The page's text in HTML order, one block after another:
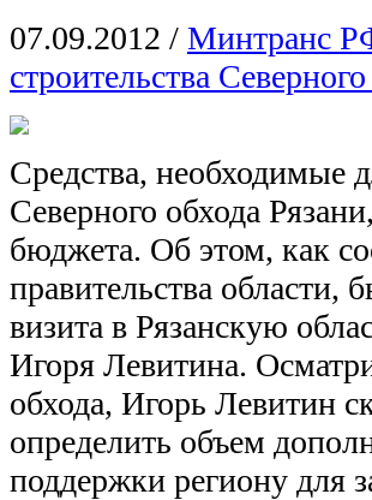
07.09.2012 / Минтранс
строительства
Средства, необходимые
Северного обхода
бюджета. Об этом, как
правительства области,
визита в Рязанскую
Игоря Левитина.
обхода, Игорь Левитин
определить объем
поддержки региону для